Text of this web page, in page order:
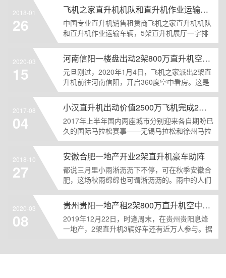
2018-01
26
飞机之家直升机机队和直升机作业运输车辆
中国专业直升机销售租赁商飞机之家直升机机队
和直升机作业运输车辆，5架直升机展厅一字排
开，另外一架在南京......
2020-03
15
河南信阳一楼盘出动2架800万直升机空中看房
元旦刚过，2020年1月4日，飞机之家派出2架直
升机前往河南信阳，开启360度空中看房。这是
阳历年飞......
2017-08
04
小汉直升机出动价值2500万飞机完成2次马拉松直升机航拍直播
2017年上半年国内两座城市分别迎来各自期盼已
久的国际马拉松赛事——无锡马拉松和徐州马拉
松。据悉，于3......
2018-10
27
安徽合肥一地产开业2架直升机豪车助阵
都说三月里小雨淅沥沥下不停，可在秋季安徽合
肥，这场秋雨绵绵也可谓淅沥沥的。雨中的人们
都忙着给自己或则......
2020-03
08
贵州贵阳一地产租2架800万直升机空中看房
2019年12月22日，时逢周末，在贵州贵阳息烽
一地产，2架直升机3辆好车还有近万人参与。据
了解是该......